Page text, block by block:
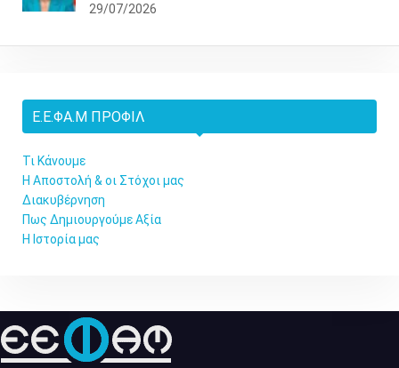
29/07/2026
Ε.Ε.ΦΑ.Μ ΠΡΟΦΊΛ
Τι Κάνουμε
Η Αποστολή & οι Στόχοι μας
Διακυβέρνηση
Πως Δημιουργούμε Αξία
Η Ιστορία μας